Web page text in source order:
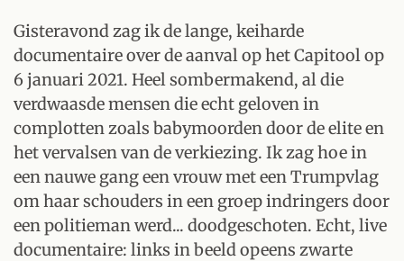
Gisteravond zag ik de lange, keiharde
documentaire over de aanval op het Capitool op
6 januari 2021. Heel sombermakend, al die
verdwaasde mensen die echt geloven in
complotten zoals babymoorden door de elite en
het vervalsen van de verkiezing. Ik zag hoe in
een nauwe gang een vrouwmet een Trumpvlag
om haar schouders in een groep indringers door
een politieman werd... doodgeschoten. Echt, live
documentaire: links in beeld opeens zwarte